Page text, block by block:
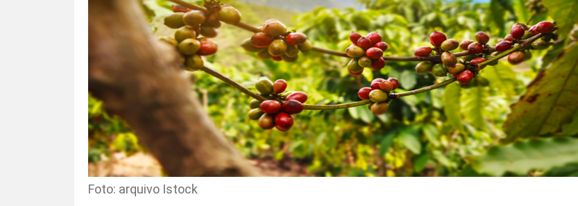
Foto: arquivo Istock